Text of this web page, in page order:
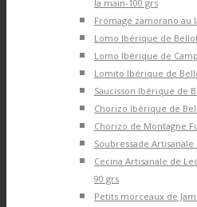
la main-100 grs
Fromage zamorano au
Lomo Ibérique de
Lomo Ibérique de
Lomito Ibérique de
Saucisson Ibérique de
Chorizo Ibérique de
Chorizo de Montagne
Soubressade Artisanale
Cecina Artisanale de
90 grs
Petits morceaux de